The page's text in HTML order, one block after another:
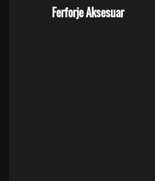
Ferforje Aksesuar